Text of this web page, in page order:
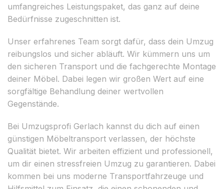
umfangreiches Leistungspaket, das ganz auf deine
Bedürfnisse zugeschnitten ist.
Unser erfahrenes Team sorgt dafür, dass dein Umzug
reibungslos und sicher abläuft. Wir kümmern uns um
den sicheren Transport und die fachgerechte Montage
deiner Möbel. Dabei legen wir großen Wert auf eine
sorgfältige Behandlung deiner wertvollen
Gegenstände.
Bei Umzugsprofi Gerlach kannst du dich auf einen
günstigen Möbeltransport verlassen, der höchste
Qualität bietet. Wir arbeiten effizient und professionell,
um dir einen stressfreien Umzug zu garantieren. Dabei
kommen bei uns moderne Transportfahrzeuge und